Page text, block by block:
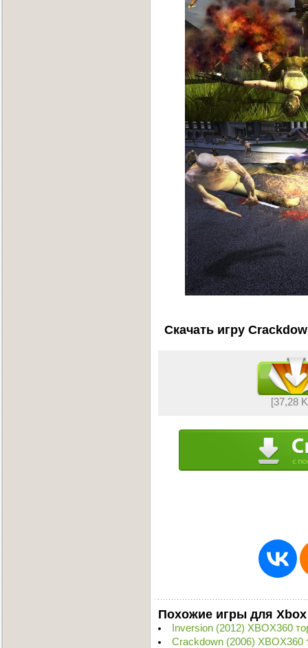
Скачать игру
[37,28
Похожие игры для Xbox
Inversion (2012) XBOX360
Crackdown (2006) XBOX360